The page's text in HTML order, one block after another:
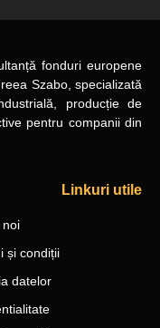
fonduri europene
Szabo, specializată
producție de
pentru companii din
Linkuri utile
noi
și condiții
datelor